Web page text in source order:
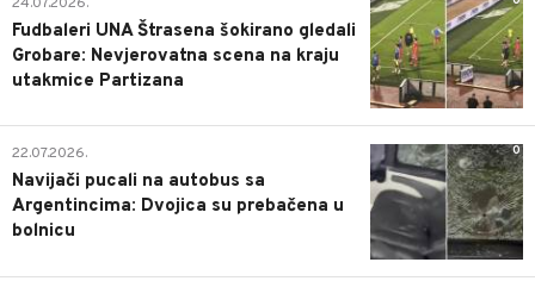
Fudbaleri UNA Štrasena šokirano gledali
Grobare: Nevjerovatna scena na kraju
utakmice Partizana
0
22.07.2026.
Navijači pucali na autobus sa
Argentincima: Dvojica su prebačena u
bolnicu